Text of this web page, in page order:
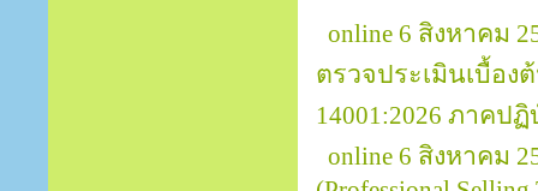
online 6 สิงหาคม
ตรวจประเมินเบื้อง
14001:2026 ภาคป
online 6 สิงหาคม